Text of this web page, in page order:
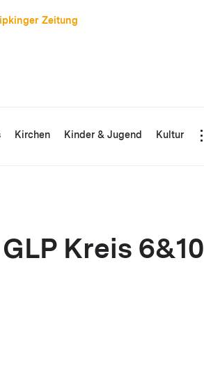
Zeitung
Kirchen Kinder & Jugend Kultur
Kreis 6&10